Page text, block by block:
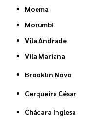
Moema
Morumbi
Vila Andrade
Vila Mariana
Brooklin Novo
Cerqueira César
Chácara Inglesa